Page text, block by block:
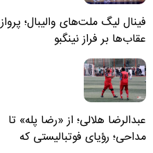
فینال لیگ ملت‌های والیبال؛ پرواز
عقاب‌ها بر فراز نینگبو
عبدالرضا هلالی؛ از «رضا پله» تا
مداحی؛ رؤیای فوتبالیستی که